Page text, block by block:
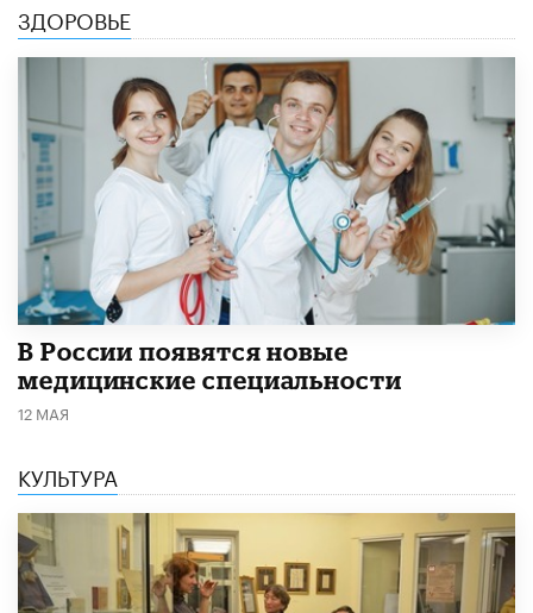
ЗДОРОВЬЕ
В России появятся новые
медицинские специальности
12 МАЯ
КУЛЬТУРА